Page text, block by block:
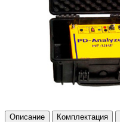
Описание Комплектация